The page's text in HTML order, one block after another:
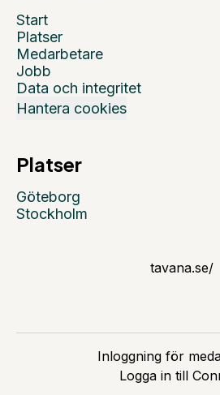
Start
Platser
Medarbetare
Jobb
Data och integritet
Hantera cookies
Platser
Göteborg
Stockholm
tavana.se/
Inloggning för
Logga in till